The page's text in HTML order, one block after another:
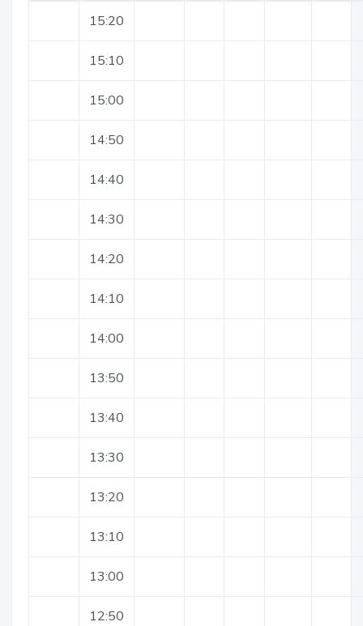
15:20
15:10
15:00
14:50
14:40
14:30
14:20
14:10
14:00
13:50
13:40
13:30
13:20
13:10
13:00
12:50